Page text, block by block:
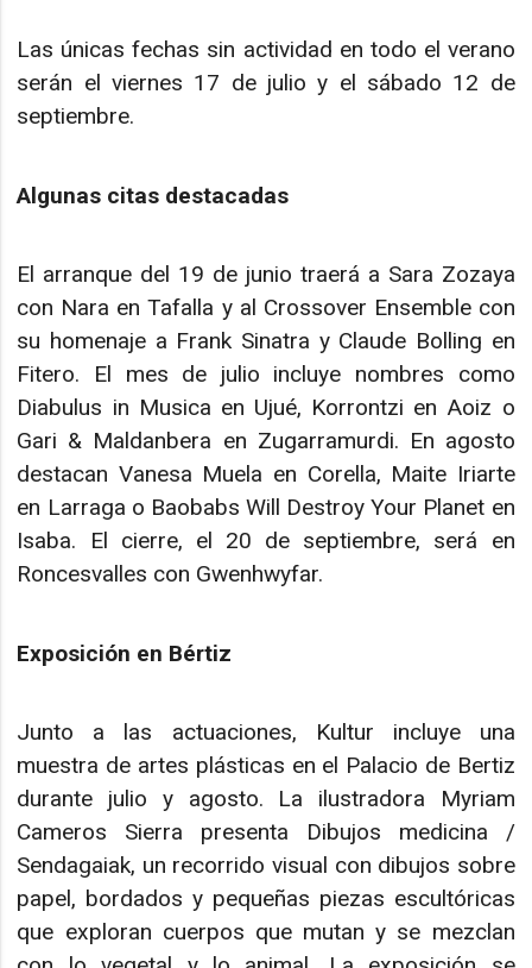
Las únicas fechas sin actividad en todo el verano
serán el viernes 17 de julio y el sábado 12 de
septiembre.
Algunas citas destacadas
El arranque del 19 de junio traerá a Sara Zozaya
con Nara en Tafalla y al Crossover Ensemble con
su homenaje a Frank Sinatra y Claude Bolling en
Fitero. El mes de julio incluye nombres como
Diabulus in Musica en Ujué, Korrontzi en Aoiz o
Gari & Maldanbera en Zugarramurdi. En agosto
destacan Vanesa Muela en Corella, Maite Iriarte
en Larraga o Baobabs Will Destroy Your Planet en
Isaba. El cierre, el 20 de septiembre, será en
Roncesvalles con Gwenhwyfar.
Exposición en Bértiz
Junto a las actuaciones, Kultur incluye una
muestra de artes plásticas en el Palacio de Bertiz
durante julio y agosto. La ilustradora Myriam
Cameros Sierra presenta Dibujos medicina /
Sendagaiak, un recorrido visual con dibujos sobre
papel, bordados y pequeñas piezas escultóricas
que exploran cuerpos que mutan y se mezclan